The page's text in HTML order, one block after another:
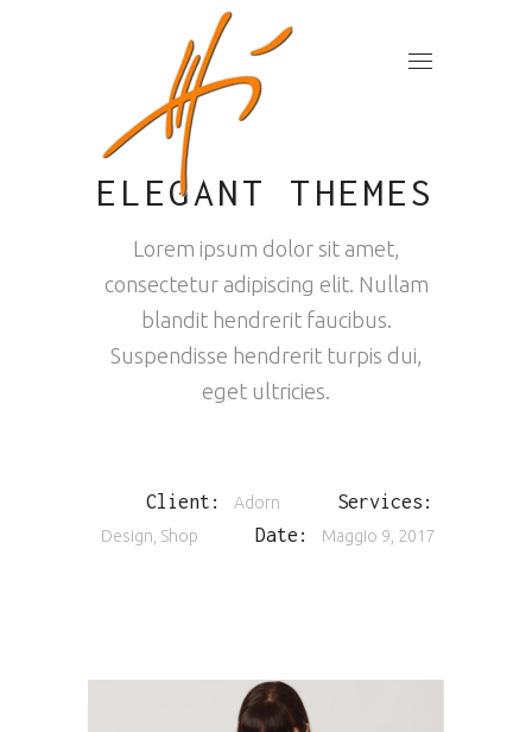
ELEGANT THEMES
Lorem ipsum dolor sit amet,
consectetur adipiscing elit. Nullam
blandit hendrerit faucibus.
Suspendisse hendrerit turpis dui,
eget ultricies.
Client: Adorn Services:
Design, Shop Date: Maggio 9, 2017